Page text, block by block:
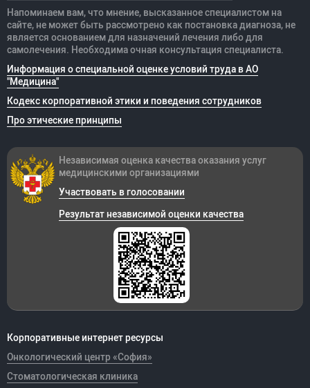
Напоминаем вам, что мнение, высказанное специалистом на
сайте, не может быть рассмотрено как постановка диагноза, не
является основанием для назначений лечения либо для
самолечения. Необходима очная консультация специалиста.
Информация о специальной оценке условий труда в АО
"Медицина"
Кодекс корпоративной этики и поведения сотрудников
Про этические принципы
Корпоративные интернет ресурсы
Онкологический центр «София»
Стоматологическая клиника
Независимая оценка качества оказания услуг
медицинскими организациями
Участвовать в голосовании
Результат независимой оценки качества